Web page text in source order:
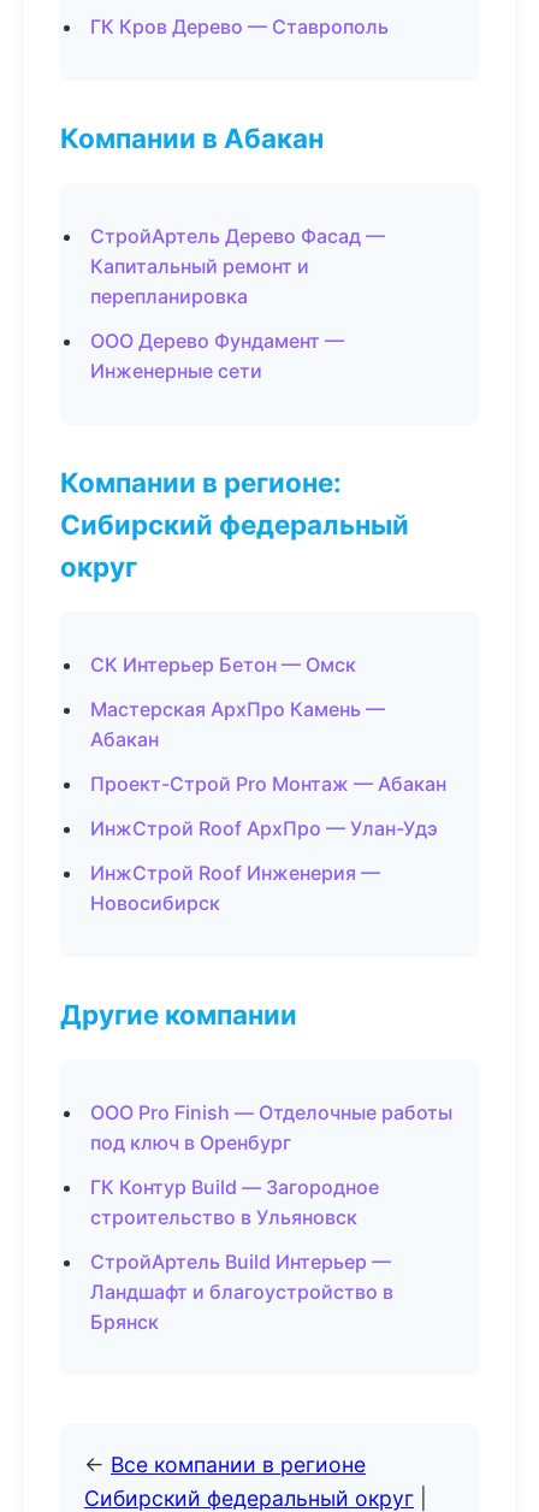
ГК Кров Дерево — Ставрополь
Компании в Абакан
СтройАртель Дерево Фасад —
Капитальный ремонт и
перепланировка
ООО Дерево Фундамент —
Инженерные сети
Компании в регионе:
Сибирский федеральный
округ
СК Интерьер Бетон — Омск
Мастерская АрхПро Камень —
Абакан
Проект-Строй Pro Монтаж — Абакан
ИнжСтрой Roof АрхПро — Улан-Удэ
ИнжСтрой Roof Инженерия —
Новосибирск
Другие компании
ООО Pro Finish — Отделочные работы
под ключ в Оренбург
ГК Контур Build — Загородное
строительство в Ульяновск
СтройАртель Build Интерьер —
Ландшафт и благоустройство в
Брянск
← Все компании в регионе
Сибирский федеральный округ